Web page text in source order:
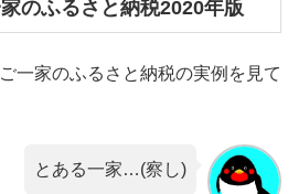
のふるさと納税2020年版
一家のふるさと納税の実例を見て
とある一家…(察し)